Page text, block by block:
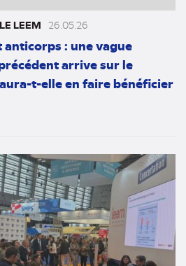
LE LEEM 26.05.26
: une vague
arrive sur le
t-elle en faire bénéficier